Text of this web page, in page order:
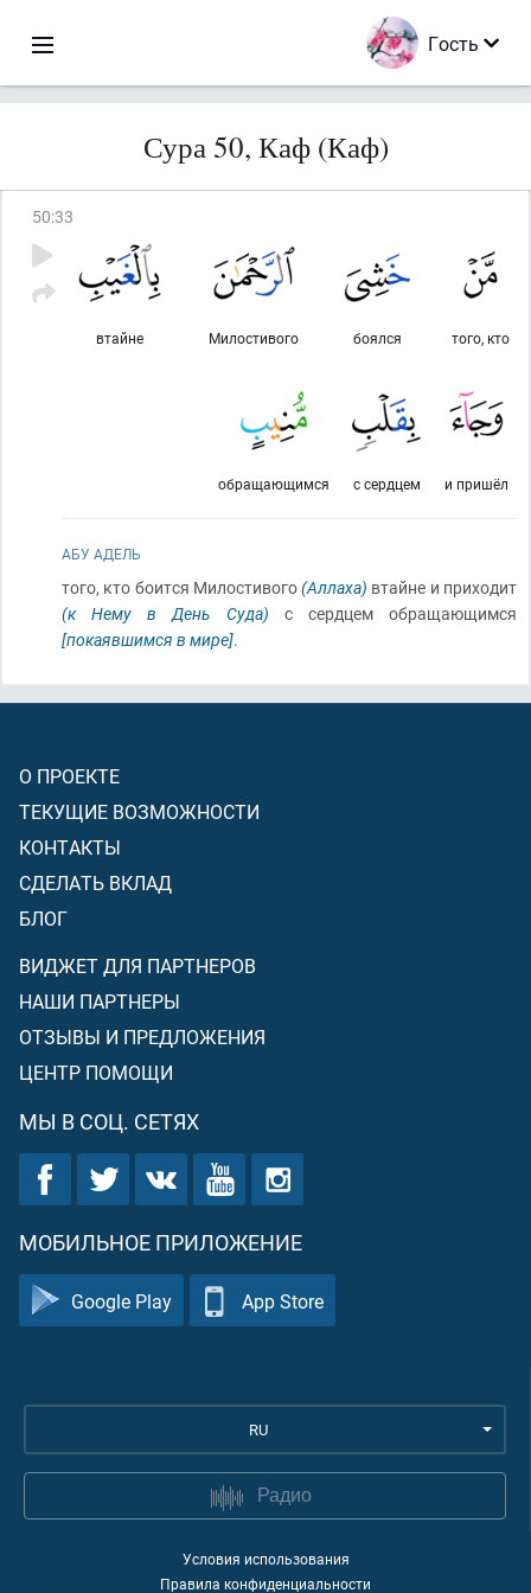
Гость
Сура 50, Каф (Каф)
50:33
того, кто
боялся
Милостивого
втайне
и пришёл
с сердцем
обращающимся
АБУ АДЕЛЬ
того, кто боится Милостивого(Аллаха) втайне и приходит
(к Нему в День Суда) с сердцем обращающимся
[покаявшимся в мире].
О ПРОЕКТЕ
ТЕКУЩИЕ ВОЗМОЖНОСТИ
КОНТАКТЫ
СДЕЛАТЬ ВКЛАД
БЛОГ
ВИДЖЕТ ДЛЯ ПАРТНЕРОВ
НАШИ ПАРТНЕРЫ
ОТЗЫВЫ И ПРЕДЛОЖЕНИЯ
ЦЕНТР ПОМОЩИ
МЫ В СОЦ. СЕТЯХ
МОБИЛЬНОЕ ПРИЛОЖЕНИЕ
Google Play App Store
RU
Радио
Условия использования
Правила конфиденциальности